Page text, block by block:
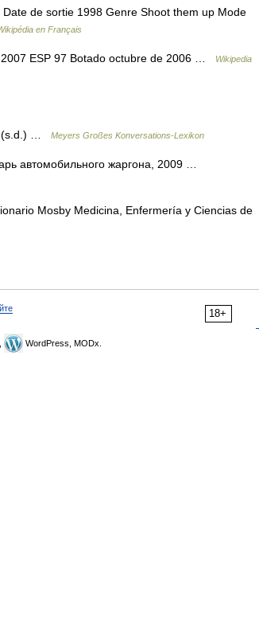
de sortie 1998 Genre Shoot them up Mode
en Français
ESP 97 Botado octubre de 2006 …
Wikipedia
(s.d.) … Meyers Großes Konversations-Lexikon
автомобильного жаргона, 2009 …
Mosby Medicina, Enfermería y Ciencias de
18+
WordPress, MODx.